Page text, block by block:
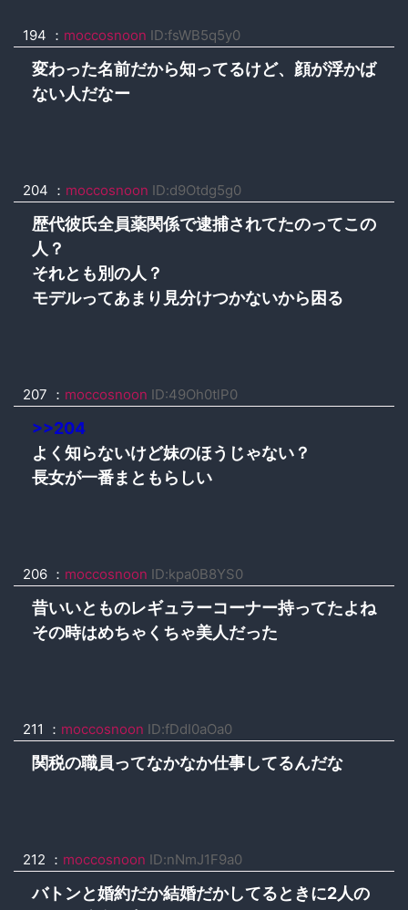
194 ： moccosnoon ID:fsWB5q5y0
変わった名前だから知ってるけど、顔が浮かば
ない人だなー
204 ： moccosnoon ID:d9Otdg5g0
歴代彼氏全員薬関係で逮捕されてたのってこの
人？
それとも別の人？
モデルってあまり見分けつかないから困る
207 ： moccosnoon ID:49Oh0tlP0
>>204
よく知らないけど妹のほうじゃない？
長女が一番まともらしい
206 ： moccosnoon ID:kpa0B8YS0
昔いいとものレギュラーコーナー持ってたよね
その時はめちゃくちゃ美人だった
211 ： moccosnoon ID:fDdI0aOa0
関税の職員ってなかなか仕事してるんだな
212 ： moccosnoon ID:nNmJ1F9a0
バトンと婚約だか結婚だかしてるときに2人の